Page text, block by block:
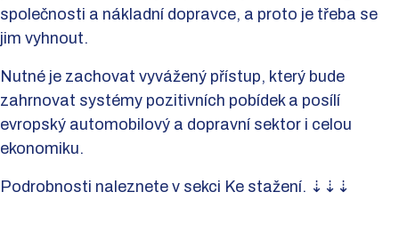
společnosti a nákladní dopravce, a proto je třeba se
jim vyhnout.
Nutné je zachovat vyvážený přístup, který bude
zahrnovat systémy pozitivních pobídek a posílí
evropský automobilový a dopravní sektor i celou
ekonomiku.
Podrobnosti naleznete v sekci Ke stažení. ⇣⇣⇣